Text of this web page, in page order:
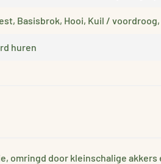
Basisbrok, Hooi, Kuil /
huren
omringd door kleinschalige